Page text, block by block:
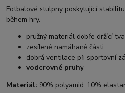
Fotbalové stulpny poskytující
během hry.
pružný materiál dobře držící
zesílené namáhané části
dobrá ventilace při sportovní
vodorovné pruhy
Materiál: 90% polyamid, 10%